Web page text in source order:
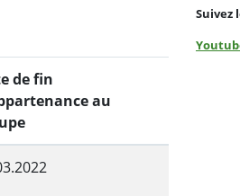
de fin
au
Suivez